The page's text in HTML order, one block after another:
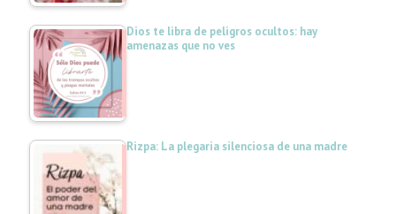
Dios te libra de peligros ocultos: hay
amenazas que no ves
Rizpa: La plegaria silenciosa de una madre